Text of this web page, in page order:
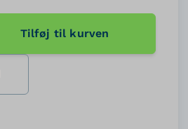
Tilføj til kurven